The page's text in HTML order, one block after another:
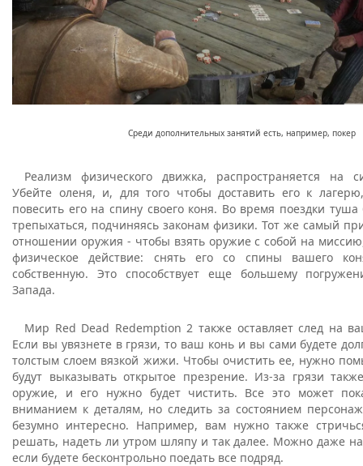
Среди дополнительных занятий есть, например, покер
Реализм физического движка, распространяется на
Убейте оленя, и, для того чтобы доставить его к
повесить его на спину своего коня. Во время поездки туша
трепыхаться, подчиняясь законам физики. Тот же самый
отношении оружия - чтобы взять оружие с собой на
физическое действие: снять его со спины вашего
собственную. Это способствует еще большему
Запада.
Мир Red Dead Redemption 2 также оставляет след на
Если вы увязнете в грязи, то ваш конь и вы сами будете
толстым слоем вязкой жижи. Чтобы очистить ее, нужно
будут выказывать открытое презрение. Из-за грязи
оружие, и его нужно будет чистить. Все это может
вниманием к деталям, но следить за состоянием
безумно интересно. Например, вам нужно также
решать, надеть ли утром шляпу и так далее. Можно даже
если будете бесконтрольно поедать все подряд.